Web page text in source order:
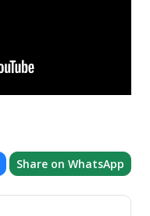
Share on WhatsApp